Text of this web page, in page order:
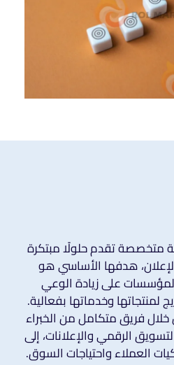
متخصصة تقدم حلولًا مبتكرة
هدفها الأساسي هو
على زيادة الوعي
لمنتجاتها وخدماتها بفعالية.
فريق متكامل من الخبراء
الرقمي والإعلانات، إلى
العملاء واحتياجات السوق.